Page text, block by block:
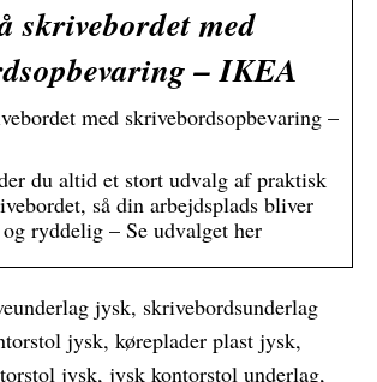
skrivebordet med
– IKEA
med skrivebordsopbevaring –
du altid et stort udvalg af praktisk
så din arbejdsplads bliver
ryddelig – Se udvalget her
jysk, skrivebordsunderlag
jysk, køreplader plast jysk,
jysk, jysk kontorstol underlag,